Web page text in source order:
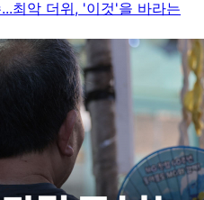
최악 더위, '이것'을 바라는